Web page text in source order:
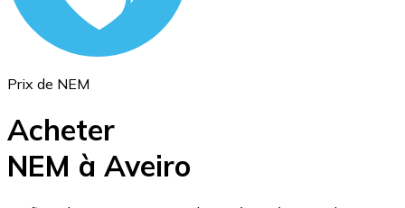
Prix de NEM
Acheter
NEM à Aveiro